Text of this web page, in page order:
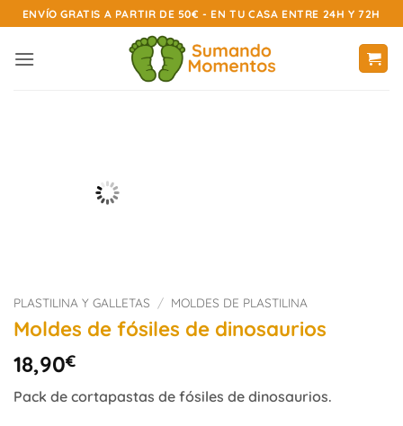
Saltar
al
contenido
ENVÍO GRATIS A PARTIR DE 50€ - EN TU CASA ENTRE 24H Y 72H
PLASTILINA Y GALLETAS / MOLDES DE PLASTILINA
Moldes de fósiles de dinosaurios
18,90€
Pack de cortapastas de fósiles de dinosaurios.